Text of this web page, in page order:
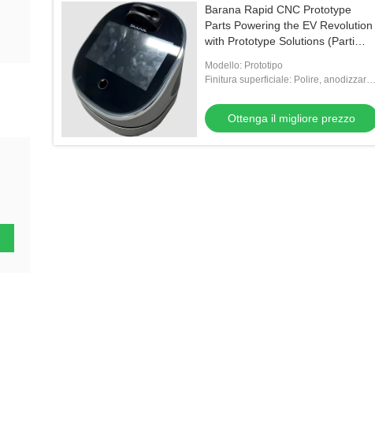
Barana Rapid CNC Prototype
Parts Powering the EV Revolution
with Prototype Solutions (Parti
di Barana che rafforzano la
rivoluzione dei veicoli elettrici con
soluzioni per prototipi)
Modello: Prototipo
Finitura superficiale: Polire, anodizzare,
Ottenga il migliore prezzo